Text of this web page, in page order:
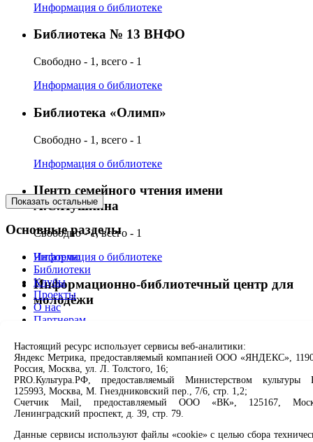
Информация о библиотеке
Библиотека № 13 ВНФО
Свободно - 1, всего - 1
Информация о библиотеке
Библиотека «Олимп»
Свободно - 1, всего - 1
Информация о библиотеке
Центр семейного чтения имени
А.С.Пушкина
Свободно - 1, всего - 1
Информация о библиотеке
Информационно-библиотечный центр для
молодёжи
Информация о библиотеке
Показать остальные
Основные разделы
Читателю
Библиотеки
Клубы
Проекты
О нас
Партнерам
Сервисы
Продлить книгу
Спроси библиотекаря
Спроси краеведа
Оцените качество услуг
Настоящий ресурс использует сервисы веб-аналитики:
Яндекс Метрика, предоставляемый компанией ООО «ЯНДЕКС»,
Россия, Москва, ул. Л. Толстого, 16;
PRO.Культура.РФ, предоставляемый Министерством культуры
125993, Москва, М. Гнездниковский пер., 7/6, стр. 1,2;
Счетчик Mail, предоставляемый ООО «ВК», 125167,
Ленинградский проспект, д. 39, стр. 79.
Данные сервисы используют файлы «cookie» с целью сбора